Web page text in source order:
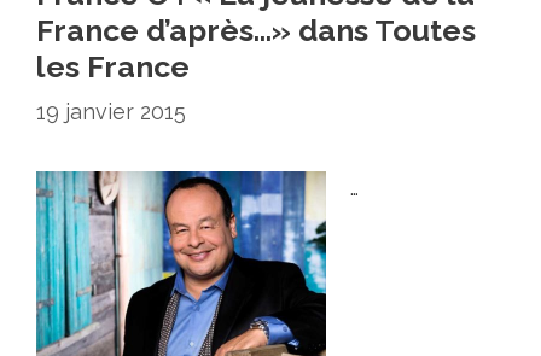
France d’après…» dans Toutes
les France
19 janvier 2015
…